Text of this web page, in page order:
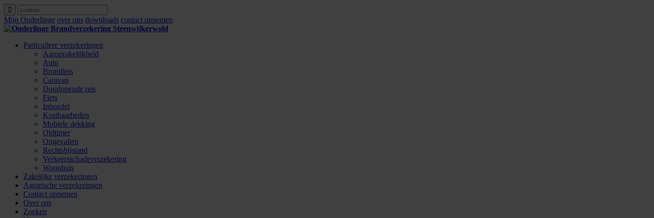
Mijn Onderlinge over ons downloads contact opnemen
Particuliere verzekeringen
Aansprakelijkheid
Auto
Bromfiets
Caravan
Doorlopende reis
Fiets
Inboedel
Kostbaarheden
Mobiele dekking
Oldtimer
Ongevallen
Rechtsbijstand
Verkeersschadeverzekering
Woonhuis
Zakelijke verzekeringen
Agrarische verzekeringen
Contact opnemen
Over ons
Zoeken